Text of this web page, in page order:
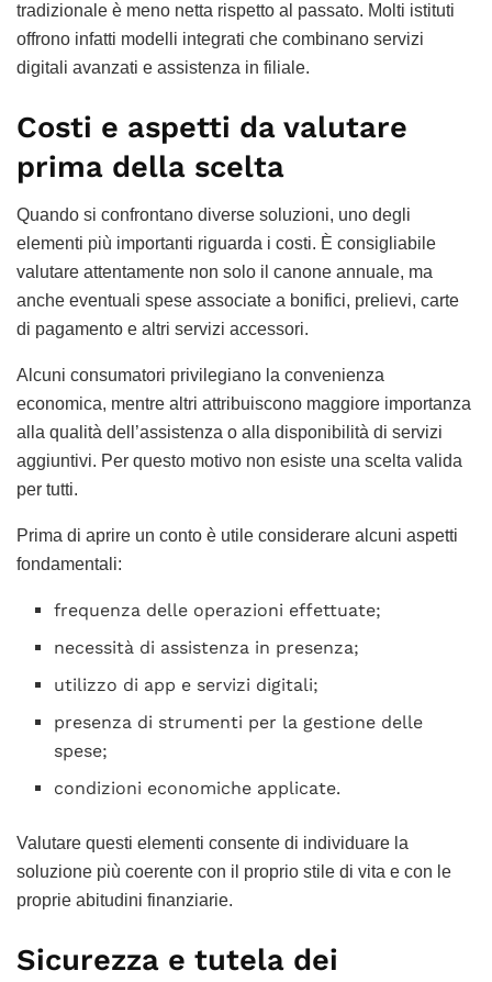
tradizionale è meno netta rispetto al passato. Molti istituti
offrono infatti modelli integrati che combinano servizi
digitali avanzati e assistenza in filiale.
Costi e aspetti da valutare
prima della scelta
Quando si confrontano diverse soluzioni, uno degli
elementi più importanti riguarda i costi. È consigliabile
valutare attentamente non solo il canone annuale, ma
anche eventuali spese associate a bonifici, prelievi, carte
di pagamento e altri servizi accessori.
Alcuni consumatori privilegiano la convenienza
economica, mentre altri attribuiscono maggiore importanza
alla qualità dell’assistenza o alla disponibilità di servizi
aggiuntivi. Per questo motivo non esiste una scelta valida
per tutti.
Prima di aprire un conto è utile considerare alcuni aspetti
fondamentali:
frequenza delle operazioni effettuate;
necessità di assistenza in presenza;
utilizzo di app e servizi digitali;
presenza di strumenti per la gestione delle
spese;
condizioni economiche applicate.
Valutare questi elementi consente di individuare la
soluzione più coerente con il proprio stile di vita e con le
proprie abitudini finanziarie.
Sicurezza e tutela dei